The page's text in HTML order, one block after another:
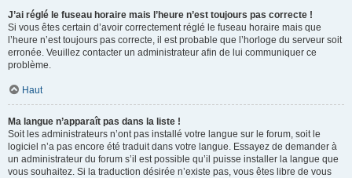
J’ai réglé le fuseau horaire mais l’heure n’est toujours pas correcte !
Si vous êtes certain d’avoir correctement réglé le fuseau horaire mais que
l’heure n’est toujours pas correcte, il est probable que l’horloge du serveur soit
erronée. Veuillez contacter un administrateur afin de lui communiquer ce
problème.
Haut
Ma langue n’apparaît pas dans la liste !
Soit les administrateurs n’ont pas installé votre langue sur le forum, soit le
logiciel n’a pas encore été traduit dans votre langue. Essayez de demander à
un administrateur du forum s’il est possible qu’il puisse installer la langue que
vous souhaitez. Si la traduction désirée n’existe pas, vous êtes libre de vous